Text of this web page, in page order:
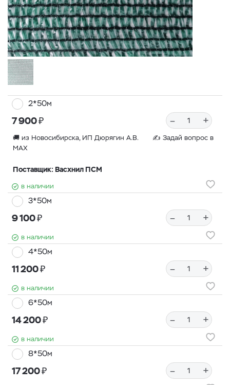
2*50м
7 900₽ – +
в наличии
🚚 из Новосибирска, ИП Дюрягин А.В. ✍ Задай вопрос в
MAX
Поставщик: Васхнил ПСМ
3*50м
9 100₽ – +
в наличии
4*50м
11 200₽ – +
в наличии
6*50м
14 200₽ – +
в наличии
8*50м
17 200₽ – +